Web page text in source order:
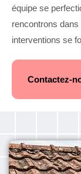
équipe se
rencontrons dans
interventions se
Contactez-